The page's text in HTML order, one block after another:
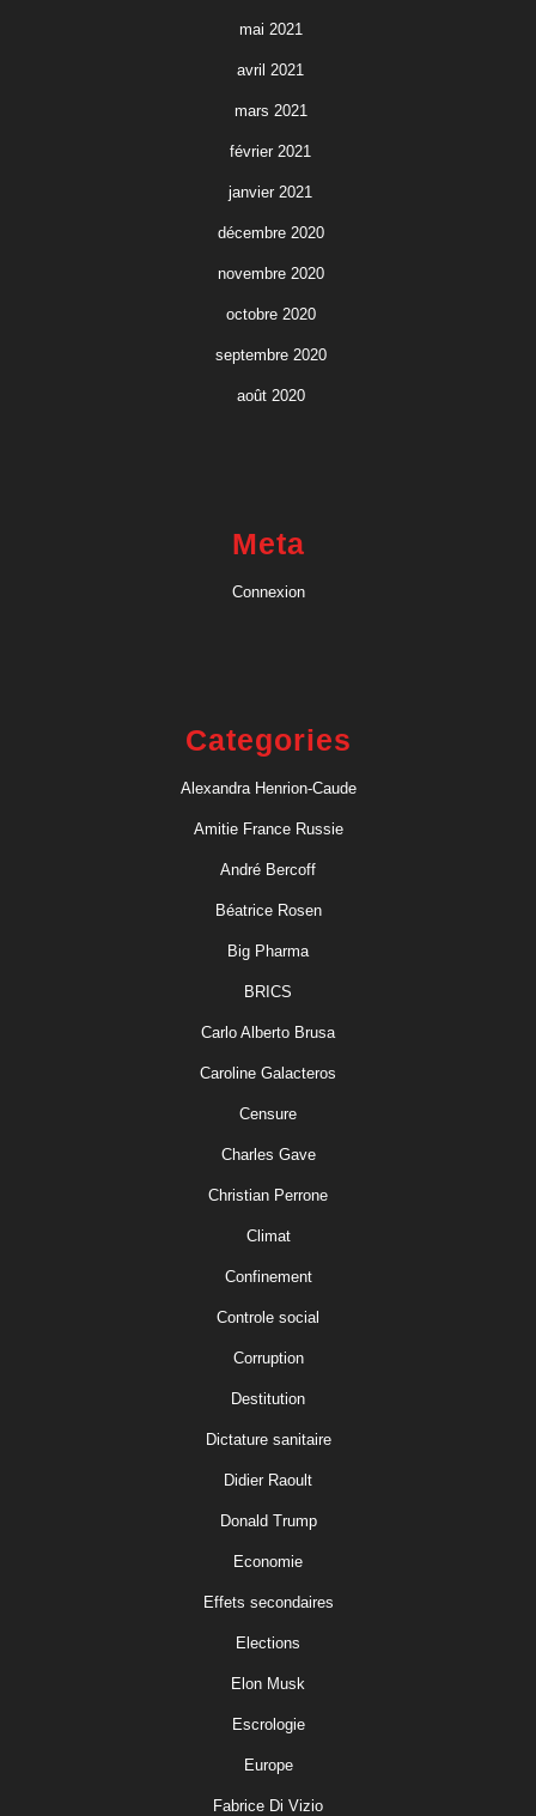
mai 2021
avril 2021
mars 2021
février 2021
janvier 2021
décembre 2020
novembre 2020
octobre 2020
septembre 2020
août 2020
Meta
Connexion
Categories
Alexandra Henrion-Caude
Amitie France Russie
André Bercoff
Béatrice Rosen
Big Pharma
BRICS
Carlo Alberto Brusa
Caroline Galacteros
Censure
Charles Gave
Christian Perrone
Climat
Confinement
Controle social
Corruption
Destitution
Dictature sanitaire
Didier Raoult
Donald Trump
Economie
Effets secondaires
Elections
Elon Musk
Escrologie
Europe
Fabrice Di Vizio